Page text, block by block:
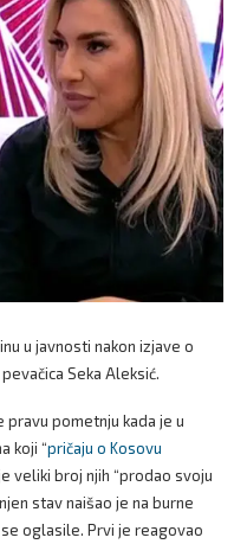
u javnosti nakon izjave o
Seka Aleksić.
pravu pometnju kada je u
koji “pričaju o Kosovu
veliki broj njih “prodao svoju
stav naišao je na burne
oglasile. Prvi je reagovao